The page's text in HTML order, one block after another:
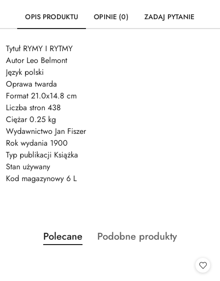
OPIS PRODUKTU OPINIE (0) ZADAJ PYTANIE
Tytuł RYMY I RYTMY
Autor Leo Belmont
Język polski
Oprawa twarda
Format 21.0x14.8 cm
Liczba stron 438
Ciężar 0.25 kg
Wydawnictwo Jan Fiszer
Rok wydania 1900
Typ publikacji Książka
Stan używany
Kod magazynowy 6 L
Pomiń karuzelę produktów
Produkty
o
Polecane
Produkty
Podobne produkty